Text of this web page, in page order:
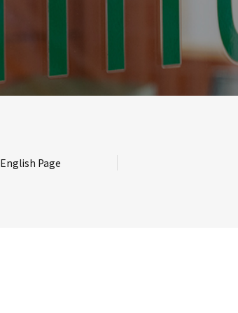
English Page